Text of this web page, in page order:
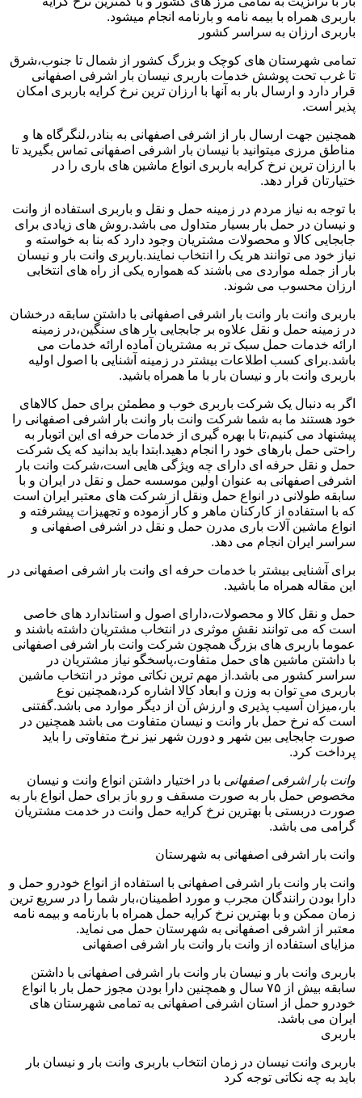
باربری همراه با بیمه نامه و بارنامه انجام میشود.
باربری ارزان به سراسر کشور
تمامی شهرستان های کوچک و بزرگ کشور از شمال تا جنوب،شرق
تا غرب تحت پوشش خدمات باربری نیسان بار اشرفی اصفهانی
قرار دارد و ارسال بار به آنها با ارزان ترین نرخ کرایه باربری امکان
پذیر است.
همچنین جهت ارسال بار از اشرفی اصفهانی به بنادر،لنگرگاه ها و
مناطق مرزی میتوانید با نیسان بار اشرفی اصفهانی تماس بگیرید تا
با ارزان ترین نرخ کرایه باربری انواع ماشین های باری را در
ختیارتان قرار دهد.
با توجه به نیاز مردم در زمینه حمل و نقل و باربری استفاده از وانت
و نیسان در حمل بار بسیار متداول می باشد.روش های زیادی برای
جابجایی کالا و محصولات مشتریان وجود دارد که بنا به خواسته و
نیاز خود می توانند هر یک را انتخاب نمایند.باربری وانت بار و نیسان
بار از جمله مواردی می باشند که همواره یکی از راه های انتخابی
ارزان محسوب می شوند.
باربری وانت بار وانت بار اشرفی اصفهانی با داشتن سابقه درخشان
در زمینه حمل و نقل علاوه بر جابجایی بار های سنگین،در زمینه
ارائه خدمات حمل سبک تر به مشتریان آماده ارائه خدمات می
باشد.برای کسب اطلاعات بیشتر در زمینه آشنایی با اصول اولیه
باربری وانت بار و نیسان بار با ما همراه باشید.
اگر به دنبال یک شرکت باربری خوب و مطمئن برای حمل کالاهای
خود هستند ما به شما شرکت وانت بار وانت بار اشرفی اصفهانی را
پیشنهاد می کنیم،تا با بهره گیری از خدمات حرفه ای این اتوبار به
راحتی حمل بارهای خود را انجام دهید.ابتدا باید بدانید که یک شرکت
حمل و نقل حرفه ای دارای چه ویژگی هایی است،شرکت وانت بار
اشرفی اصفهانی به عنوان اولین موسسه حمل و نقل در ایران و با
سابقه طولانی در انواع حمل ونقل از شرکت های معتبر ایران است
که با استفاده از کارکنان ماهر و کار آزموده و تجهیزات پیشرفته و
انواع ماشین آلات باری مدرن حمل و نقل در اشرفی اصفهانی و
سراسر ایران انجام می دهد.
برای آشنایی بیشتر با خدمات حرفه ای وانت بار اشرفی اصفهانی در
این مقاله همراه ما باشید.
حمل و نقل کالا و محصولات،دارای اصول و استاندارد های خاصی
است که می توانند نقش موثری در انتخاب مشتریان داشته باشند و
عموما باربری های بزرگ همچون شرکت وانت بار اشرفی اصفهانی
با داشتن ماشین های حمل متفاوت،پاسخگو نیاز مشتریان در
سراسر کشور می باشد.از مهم ترین نکاتی موثر در انتخاب ماشین
باربری می توان به وزن و ابعاد کالا اشاره کرد،همچنین نوع
بار،میزان آسیب پذیری و ارزش آن از دیگر موارد می باشد.گفتنی
است که نرخ حمل بار وانت و نیسان متفاوت می باشد همچنین در
صورت جابجایی بین شهر و دورن شهر نیز نرخ متفاوتی را باید
پرداخت کرد.
وانت بار اشرفی اصفهانی با در اختیار داشتن انواع وانت و نیسان
مخصوص حمل بار به صورت مسقف و رو باز برای حمل انواع بار به
صورت دربستی با بهترین نرخ کرایه حمل وانت در خدمت مشتریان
گرامی می باشد.
وانت بار اشرفی اصفهانی به شهرستان
وانت بار وانت بار اشرفی اصفهانی با استفاده از انواع خودرو حمل و
دارا بودن رانندگان مجرب و مورد اطمینان،بار شما را در سریع ترین
زمان ممکن و با بهترین نرخ کرایه حمل همراه با بارنامه و بیمه نامه
معتبر از اشرفی اصفهانی به شهرستان حمل می نماید.
مزایای استفاده از وانت بار وانت بار اشرفی اصفهانی
باربری وانت بار و نیسان بار وانت بار اشرفی اصفهانی با داشتن
سابقه بیش از ۷۵ سال و همچنین دارا بودن مجوز حمل بار با انواع
خودرو حمل از استان اشرفی اصفهانی به تمامی شهرستان های
ایران می باشد.
باربری
باربری وانت نیسان در زمان انتخاب باربری وانت بار و نیسان بار
باید به چه نکاتی توجه کرد